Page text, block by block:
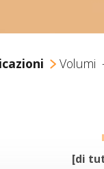
Volumi
[di